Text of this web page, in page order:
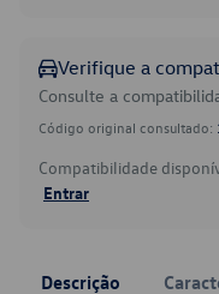
Verifique a
Consulte a
Código original consultado:
Compatibilidade
Entrar
Descrição